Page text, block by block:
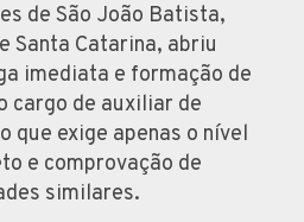
de São João Batista,
Santa Catarina, abriu
imediata e formação de
cargo de auxiliar de
que exige apenas o nível
e comprovação de
similares.